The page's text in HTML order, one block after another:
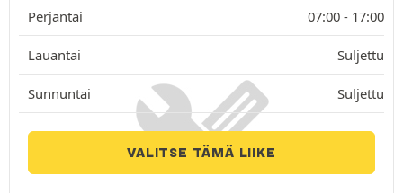
Perjantai 07:00 - 17:00
Lauantai Suljettu
Sunnuntai Suljettu
VALITSE TÄMÄ LIIKE